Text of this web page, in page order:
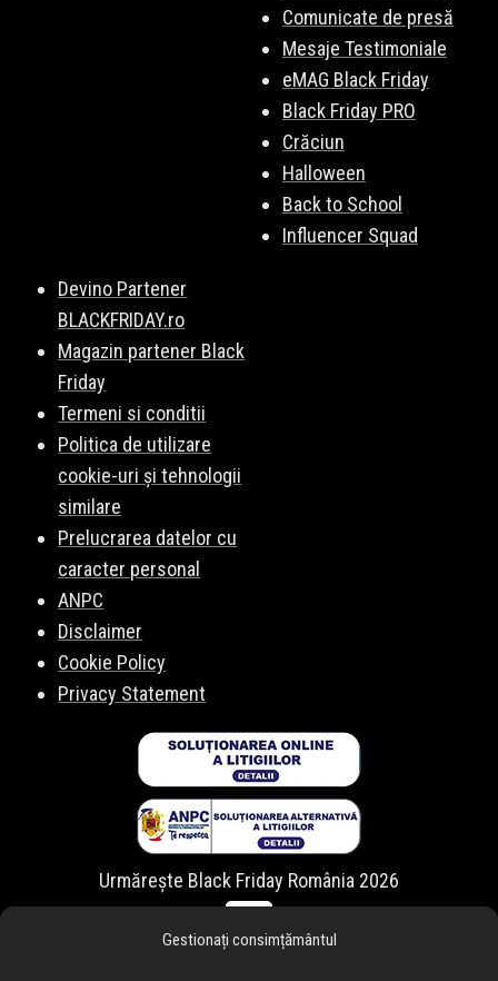
Gestionați consimțământul
Comunicate de presă
Mesaje Testimoniale
eMAG Black Friday
Black Friday PRO
Crăciun
Halloween
Back to School
Influencer Squad
Devino Partener
BLACKFRIDAY.ro
Magazin partener Black
Friday
Termeni si conditii
Politica de utilizare
cookie-uri și tehnologii
similare
Prelucrarea datelor cu
caracter personal
ANPC
Disclaimer
Cookie Policy
Privacy Statement
Urmărește Black Friday România 2026